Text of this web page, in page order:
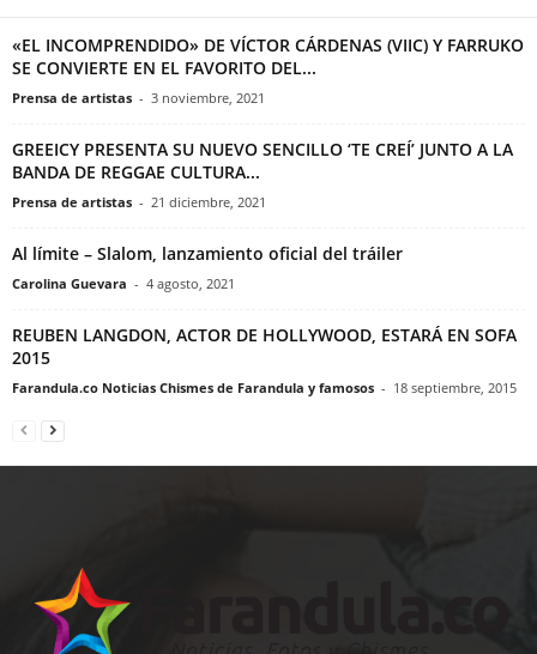
«EL INCOMPRENDIDO» DE VÍCTOR CÁRDENAS (VIIC) Y FARRUKO
SE CONVIERTE EN EL FAVORITO DEL...
Prensa de artistas - 3 noviembre, 2021
GREEICY PRESENTA SU NUEVO SENCILLO ‘TE CREÍ’ JUNTO A LA
BANDA DE REGGAE CULTURA...
Prensa de artistas - 21 diciembre, 2021
Al límite – Slalom, lanzamiento oficial del tráiler
Carolina Guevara - 4 agosto, 2021
REUBEN LANGDON, ACTOR DE HOLLYWOOD, ESTARÁ EN SOFA
2015
Farandula.co Noticias Chismes de Farandula y famosos - 18 septiembre, 2015